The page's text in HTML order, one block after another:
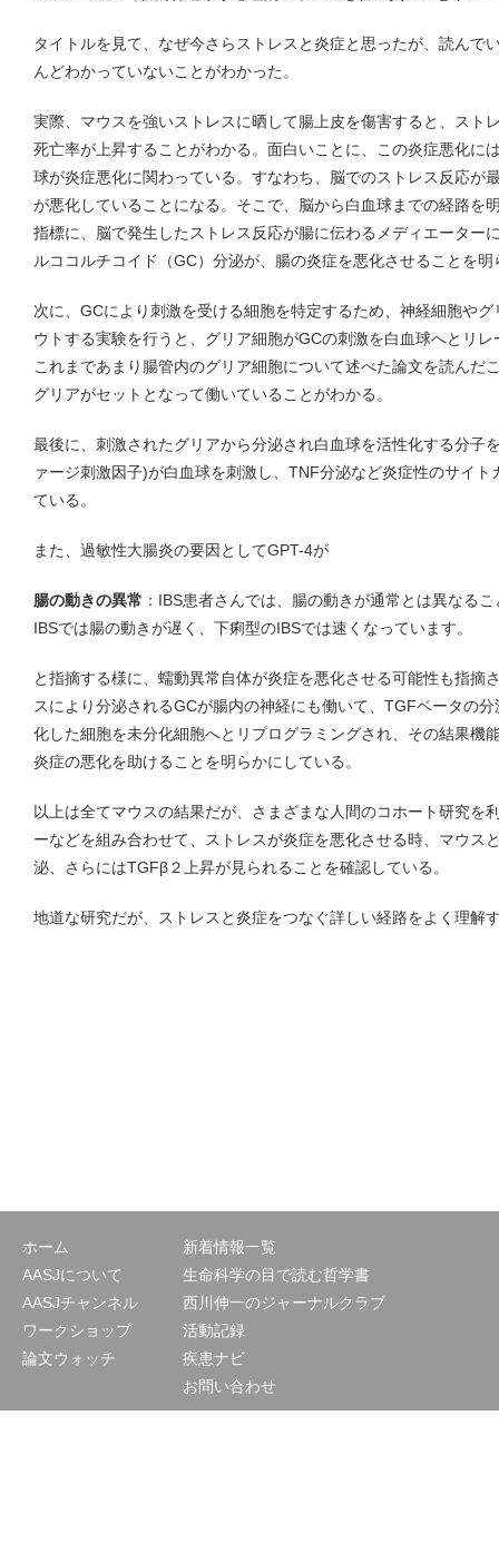
タイトルを見て、なぜ今さらストレスと炎症と思ったが、読んで
んどわかっていないことがわかった。
実際、マウスを強いストレスに晒して腸上皮を傷害すると、スト
死亡率が上昇することがわかる。面白いことに、この炎症悪化に
球が炎症悪化に関わっている。すなわち、脳でのストレス反応が
が悪化していることになる。そこで、脳から白血球までの経路を
指標に、脳で発生したストレス反応が腸に伝わるメディエーター
ルココルチコイド（GC）分泌が、腸の炎症を悪化させることを
次に、GCにより刺激を受ける細胞を特定するため、神経細胞や
ウトする実験を行うと、グリア細胞がGCの刺激を白血球へとリ
これまであまり腸管内のグリア細胞について述べた論文を読んだ
グリアがセットとなって働いていることがわかる。
最後に、刺激されたグリアから分泌され白血球を活性化する分子
ァージ刺激因子)が白血球を刺激し、TNF分泌など炎症性のサイ
ている。
また、過敏性大腸炎の要因としてGPT-4が
腸の動きの異常 ：IBS患者さんでは、腸の動きが通常とは異なる
IBSでは腸の動きが遅く、下痢型のIBSでは速くなっています。
と指摘する様に、蠕動異常自体が炎症を悪化させる可能性も指摘
スにより分泌されるGCが腸内の神経にも働いて、TGFベータの
化した細胞を未分化細胞へとリプログラミングされ、その結果機
炎症の悪化を助けることを明らかにしている。
以上は全てマウスの結果だが、さまざまな人間のコホート研究を
ーなどを組み合わせて、ストレスが炎症を悪化させる時、マウス
泌、さらにはTGFβ２上昇が見られることを確認している。
地道な研究だが、ストレスと炎症をつなぐ詳しい経路をよく理解
ホーム
AASJについて
AASJチャンネル
ワークショップ
論文ウォッチ
新着情報一覧
生命科学の目で読む哲学書
西川伸一のジャーナルクラブ
活動記録
疾患ナビ
お問い合わせ